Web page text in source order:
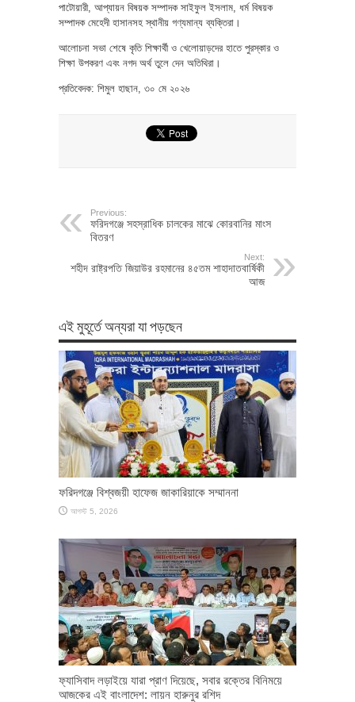
পাটোয়ারী, আপ্যায়ন বিষয়ক সম্পাদক সাইফুল ইসলাম, ধর্ম বিষয়ক
সম্পাদক মেহেদী হাসানসহ স্থানীয় গণ্যমান্য ব্যক্তিরা।
আলোচনা সভা শেষে কৃতি শিক্ষার্থী ও খেলোয়াড়দের হাতে পুরস্কার ও
শিক্ষা উপকরণ এবং নগদ অর্থ তুলে দেন অতিথিরা।
প্রতিবেদক: শিমুল হাছান, ৩০ মে ২০২৬
Previous:
ফরিদগঞ্জে সহস্রাধিক চালকের মাঝে কোরবানির মাংস
বিতরণ
Next:
শহীদ রাষ্ট্রপতি জিয়াউর রহমানের ৪৫তম শাহাদাতবার্ষিকী
আজ
এই মুহূর্তে অন্যরা যা পড়ছেন
ফরিদগঞ্জে বিশ্বজয়ী হাফেজ জাকারিয়াকে সম্মাননা
আগস্ট 5, 2026
ফ্যাসিবাদ লড়াইয়ে যারা প্রাণ দিয়েছে, সবার রক্তের বিনিময়ে
আজকের এই বাংলাদেশ: লায়ন হারুনুর রশিদ